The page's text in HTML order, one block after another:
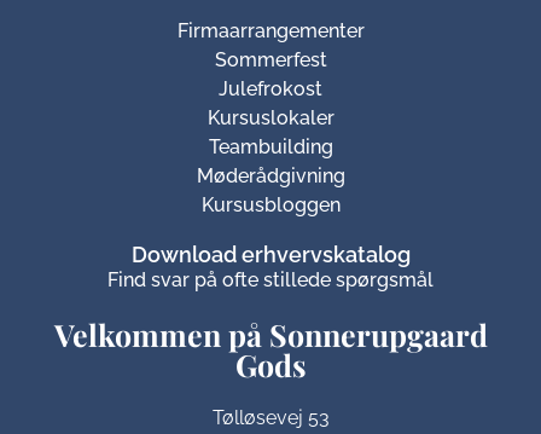
Velkommen på Sonnerupgaard
Gods​
Tølløsevej 53
Firmaarrangementer
Sommerfest
Julefrokost
Kursuslokaler
Teambuilding
Møderådgivning
Kursusbloggen
Download erhvervskatalog
Find svar på ofte stillede spørgsmål